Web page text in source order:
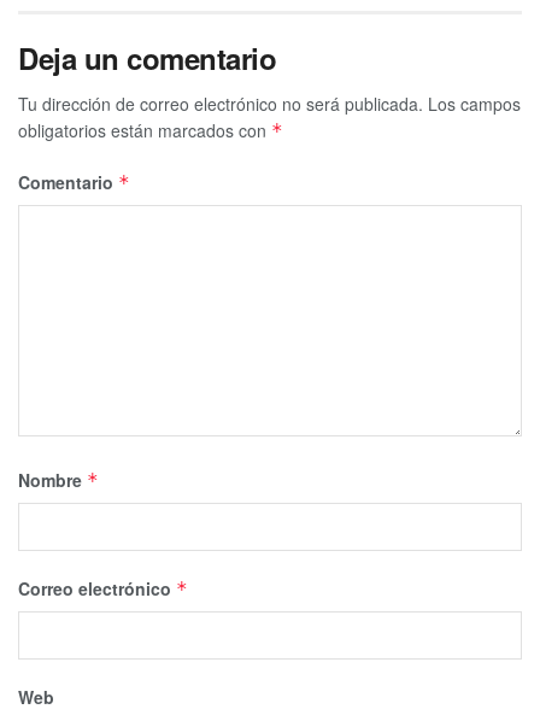
pic.twitter.com/THZt3CDLYB
— playaaldia (@playaaldia)
June 6, 2023
Deja un comentario
Tu dirección de correo electrónico no será publicada. Los campos
obligatorios están marcados con *
Comentario *
Nombre *
Correo electrónico *
Web